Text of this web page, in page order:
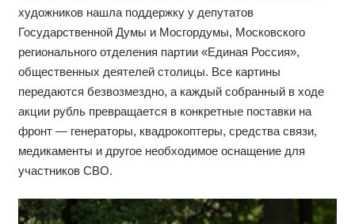
художников нашла поддержку у депутатов
Государственной Думы и Мосгордумы, Московского
регионального отделения партии «Единая Россия»,
общественных деятелей столицы. Все картины
передаются безвозмездно, а каждый собранный в ходе
акции рубль превращается в конкретные поставки на
фронт — генераторы, квадрокоптеры, средства связи,
медикаменты и другое необходимое оснащение для
участников СВО.